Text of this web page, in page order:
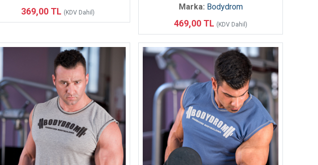
369,00 TL (KDV Dahil)
Marka: Bodydrom
469,00 TL (KDV Dahil)